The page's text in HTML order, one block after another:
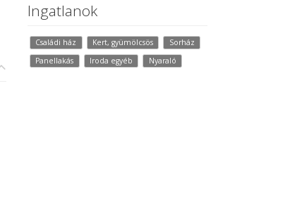
Ingatlanok
Családi ház Kert, gyümölcsös
Sorház
Panellakás
Iroda egyéb Nyaraló